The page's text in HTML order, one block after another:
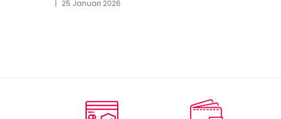
25 Januari 2026